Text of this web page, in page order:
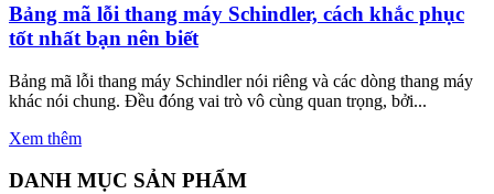
Bảng mã lỗi thang máy Schindler, cách khắc phục
tốt nhất bạn nên biết
Bảng mã lỗi thang máy Schindler nói riêng và các dòng thang máy
khác nói chung. Đều đóng vai trò vô cùng quan trọng, bởi...
Xem thêm
DANH MỤC SẢN PHẨM